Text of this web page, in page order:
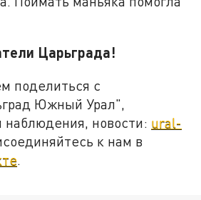
Царьграда!
поделиться с
Южный Урал",
наблюдения, новости: ural-
к нам в
.